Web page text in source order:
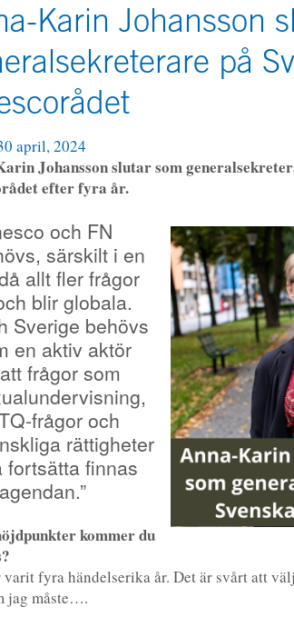
Karin Johansson
på
april, 2024
Johansson slutar som
efter fyra år.
och FN
särskilt i en
allt fler frågor
blir globala.
Sverige behövs
en aktiv aktör
frågor som
frågor och
rättigheter
fortsätta finnas
kommer du
varit fyra händelserika år. Det är svårt att
jag måste….